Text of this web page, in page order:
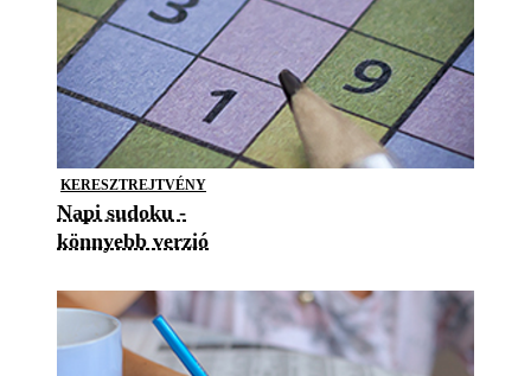
KERESZTREJTVÉNY
Napi sudoku -
könnyebb verzió